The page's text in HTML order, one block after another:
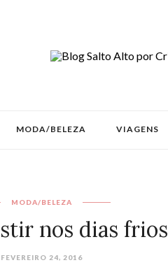
MODA/BELEZA VIAGENS
MODA/BELEZA
nos dias frios
FEVEREIRO 24, 2016